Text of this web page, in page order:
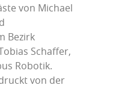
von Michael
Bezirk
Schaffer,
Robotik.
von der